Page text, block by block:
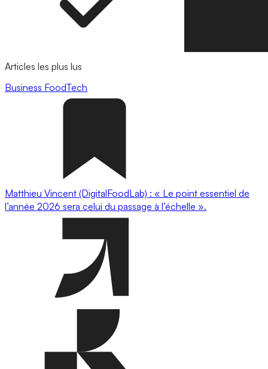
Articles les plus lus
Business FoodTech
Matthieu Vincent (DigitalFoodLab) : « Le point essentiel de
l’année 2026 sera celui du passage à l’échelle ».